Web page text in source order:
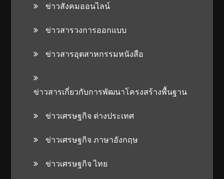
ข่าวสังคมออนไลน์
ข่าวสารวงการออกแบบ
ข่าวสารอุตสาหกรรมหนังสือ
ข่าวสารเกี่ยวกับการพัฒนาโครงสร้างพื้นฐาน
ข่าวเศรษฐกิจ ต่างประเทศ
ข่าวเศรษฐกิจ ภาษาอังกฤษ
ข่าวเศรษฐกิจ ไทย